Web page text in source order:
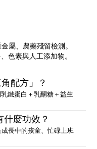
屬、農藥殘留檢測。
色素與人工添加物。
配方」？
鐵蛋白＋乳酮糖＋益生
麼功效？
長中的孩童、忙碌上班